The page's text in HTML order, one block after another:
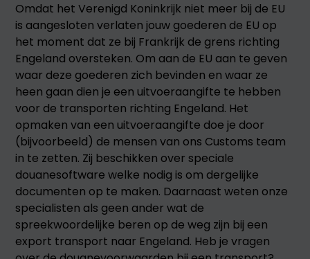
Omdat het Verenigd Koninkrijk niet meer bij de EU
is aangesloten verlaten jouw goederen de EU op
het moment dat ze bij Frankrijk de grens richting
Engeland oversteken. Om aan de EU aan te geven
waar deze goederen zich bevinden en waar ze
heen gaan dien je een uitvoeraangifte te hebben
voor de transporten richting Engeland. Het
opmaken van een uitvoeraangifte doe je door
(bijvoorbeeld) de mensen van ons Customs team
in te zetten. Zij beschikken over speciale
douanesoftware welke nodig is om dergelijke
documenten op te maken. Daarnaast weten onze
specialisten als geen ander wat de
spreekwoordelijke beren op de weg zijn bij een
export transport naar Engeland. Heb je vragen